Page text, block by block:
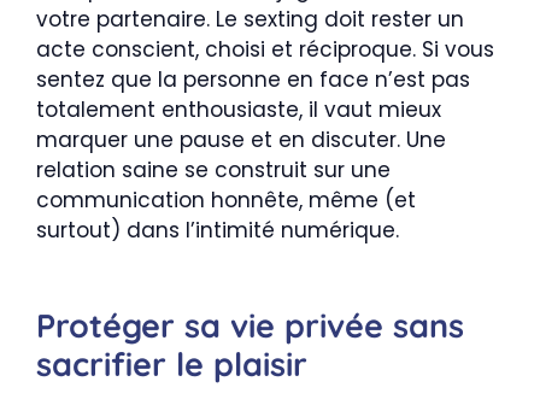
votre partenaire. Le sexting doit rester un
acte conscient, choisi et réciproque. Si vous
sentez que la personne en face n’est pas
totalement enthousiaste, il vaut mieux
marquer une pause et en discuter. Une
relation saine se construit sur une
communication honnête, même (et
surtout) dans l’intimité numérique.
Protéger sa vie privée sans
sacrifier le plaisir